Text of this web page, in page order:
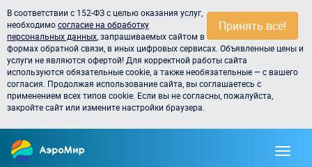
Принять всё!
В соответствии с 152-ФЗ с целью оказания услуг,
необходимосогласие на обработку
персональных данных , запрашиваемых сайтом в
формах обратной связи, в иных цифровых сервисах. Объявленные цены и
услуги не являются офертой! Для корректной работы сайта
используются обязательные cookie, а также необязательные — с вашего
согласия. Продолжая использование сайта, вы соглашаетесь с
применением всех типов cookie. Если вы не согласны, пожалуйста,
закройте сайт или измените настройки браузера.